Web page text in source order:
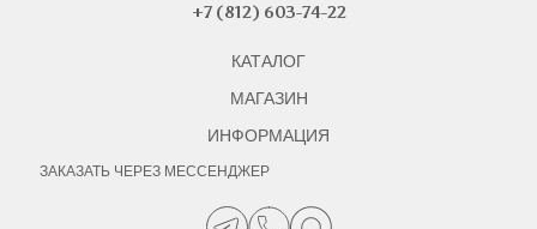
+7 (812) 603-74-22
КАТАЛОГ
МАГАЗИН
ИНФОРМАЦИЯ
ЗАКАЗАТЬ ЧЕРЕЗ МЕССЕНДЖЕР